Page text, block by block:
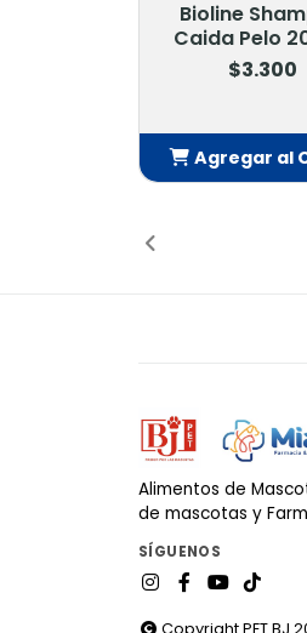
Bioline
Caida Pelo
$3.300
Agregar al
Alimentos de
de mascotas y
SÍGUENOS